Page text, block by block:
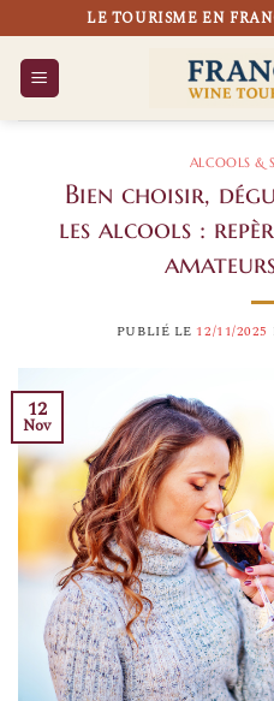
au
contenu
LE TOURISME EN
ALCOOLS &
Bien choisir,
les alcools :
PUBLIÉ LE 12/11/2025
12
Nov